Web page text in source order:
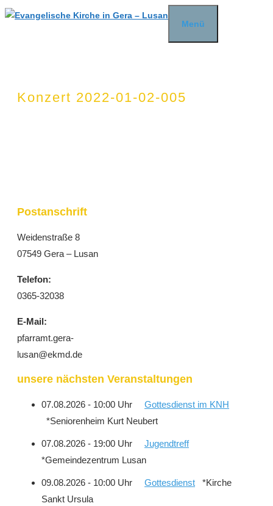
Zum
Menü
Konzert 2022-01-02-005
Postanschrift
Weidenstraße 8
07549 Gera – Lusan
Telefon:
0365-32038
E-Mail:
pfarramt.gera-
lusan@ekmd.de
unsere nächsten Veranstaltungen
07.08.2026 - 10:00 Uhr Gottesdienst im KNH
*Seniorenheim Kurt Neubert
07.08.2026 - 19:00 Uhr Jugendtreff
*Gemeindezentrum Lusan
09.08.2026 - 10:00 Uhr Gottesdienst *Kirche
Sankt Ursula